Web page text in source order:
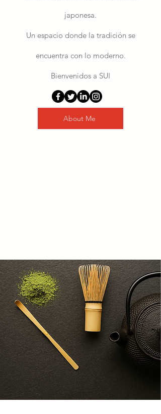
japonesa.
Un espacio donde la tradición se
encuentra con lo moderno.
Bienvenidos a SUI
About Me